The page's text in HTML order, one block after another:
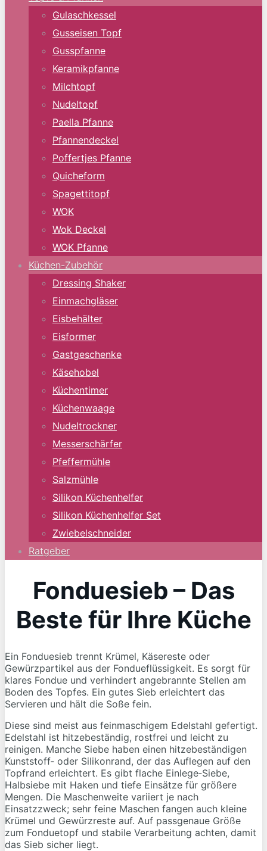
Gulaschkessel
Gusseisen Topf
Gusspfanne
Keramikpfanne
Milchtopf
Nudeltopf
Paella Pfanne
Pfannendeckel
Poffertjes Pfanne
Quicheform
Spagettitopf
WOK
Wok Deckel
WOK Pfanne
Küchen-Zubehör
Dressing Shaker
Einmachgläser
Eisbehälter
Eisformer
Gastgeschenke
Käsehobel
Küchentimer
Küchenwaage
Nudeltrockner
Messerschärfer
Pfeffermühle
Salzmühle
Silikon Küchenhelfer
Silikon Küchenhelfer Set
Zwiebelschneider
Ratgeber
Fonduesieb – Das
Beste für Ihre Küche
Ein Fonduesieb trennt Krümel, Käsereste oder
Gewürzpartikel aus der Fondueflüssigkeit. Es sorgt für
klares Fondue und verhindert angebrannte Stellen am
Boden des Topfes. Ein gutes Sieb erleichtert das
Servieren und hält die Soße fein.
Diese sind meist aus feinmaschigem Edelstahl gefertigt.
Edelstahl ist hitzebeständig, rostfrei und leicht zu
reinigen. Manche Siebe haben einen hitzebeständigen
Kunststoff‑ oder Silikonrand, der das Auflegen auf den
Topfrand erleichtert. Es gibt flache Einlege‑Siebe,
Halbsiebe mit Haken und tiefe Einsätze für größere
Mengen. Die Maschenweite variiert je nach
Einsatzzweck; sehr feine Maschen fangen auch kleine
Krümel und Gewürzreste auf. Auf passgenaue Größe
zum Fonduetopf und stabile Verarbeitung achten, damit
das Sieb sicher liegt.